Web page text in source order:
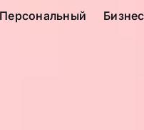
Персональный Бизнес